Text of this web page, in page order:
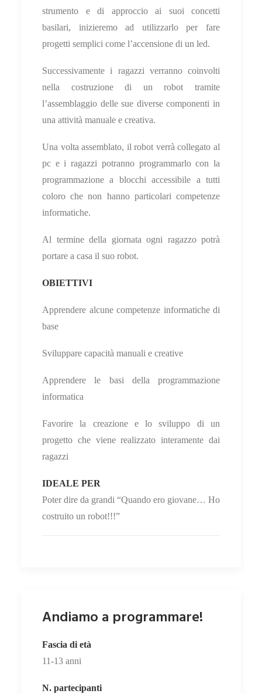
strumento e di approccio ai suoi concetti
basilari, inizieremo ad utilizzarlo per fare
progetti semplici come l’accensione di un led.
Successivamente i ragazzi verranno coinvolti
nella costruzione di un robot tramite
l’assemblaggio delle sue diverse componenti in
una attività manuale e creativa.
Una volta assemblato, il robot verrà collegato al
pc e i ragazzi potranno programmarlo con la
programmazione a blocchi accessibile a tutti
coloro che non hanno particolari competenze
informatiche.
Al termine della giornata ogni ragazzo potrà
portare a casa il suo robot.
OBIETTIVI
Apprendere alcune competenze informatiche di
base
Sviluppare capacità manuali e creative
Apprendere le basi della programmazione
informatica
Favorire la creazione e lo sviluppo di un
progetto che viene realizzato interamente dai
ragazzi
IDEALE PER
Poter dire da grandi “Quando ero giovane… Ho
costruito un robot!!!”
Andiamo a programmare!
Fascia di età
11-13 anni
N. partecipanti